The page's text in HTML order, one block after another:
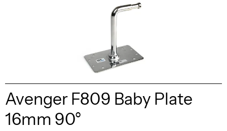
Avenger F809 Baby Plate
16mm 90°